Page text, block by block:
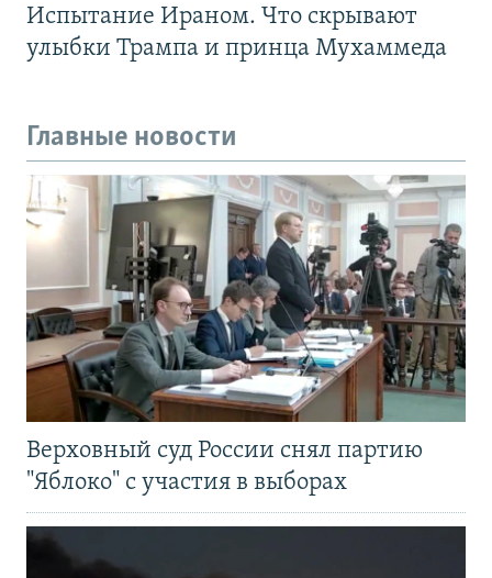
Испытание Ираном. Что скрывают
улыбки Трампа и принца Мухаммеда
Главные новости
Верховный суд России снял партию
"Яблоко" с участия в выборах